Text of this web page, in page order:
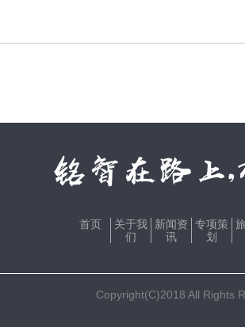
首页
关于我
们
新闻资
讯
专项策
划
Copyright(C)2018 All Rights